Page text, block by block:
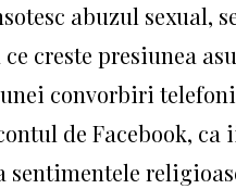
abuzul sexual,
creste presiunea
convorbiri
de Facebook, ca
sentimentele